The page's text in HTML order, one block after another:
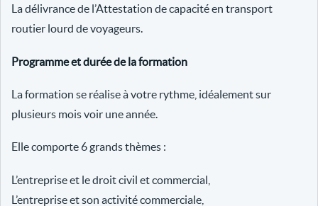
La délivrance de l’Attestation de capacité en transport
routier lourd de voyageurs.
Programme et durée de la formation
La formation se réalise à votre rythme, idéalement sur
plusieurs mois voir une année.
Elle comporte 6 grands thèmes :
L’entreprise et le droit civil et commercial,
L’entreprise et son activité commerciale,